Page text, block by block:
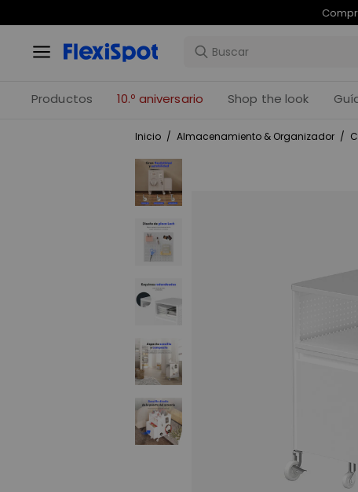
Productos 10.º aniversario Shop the look
Inicio / Almacenamiento & Organizador /